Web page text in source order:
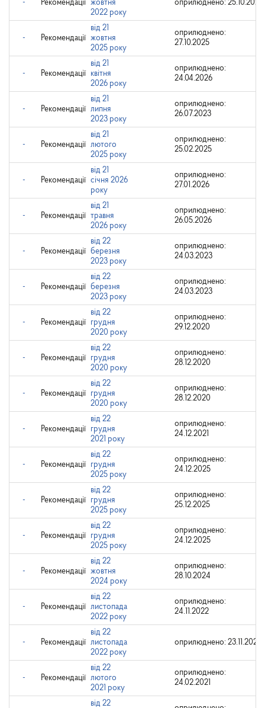
- Рекомендації жовтня
2022 року
оприлюднено: 25.10.2021
- Рекомендації
від 21
жовтня
2025 року
оприлюднено:
27.10.2025
- Рекомендації
від 21
квітня
2026 року
оприлюднено:
24.04.2026
- Рекомендації
від 21
липня
2023 року
оприлюднено:
26.07.2023
- Рекомендації
від 21
лютого
2025 року
оприлюднено:
25.02.2025
- Рекомендації
від 21
січня 2026
року
оприлюднено:
27.01.2026
- Рекомендації
від 21
травня
2026 року
оприлюднено:
26.05.2026
- Рекомендації
від 22
березня
2023 року
оприлюднено:
24.03.2023
- Рекомендації
від 22
березня
2023 року
оприлюднено:
24.03.2023
- Рекомендації
від 22
грудня
2020 року
оприлюднено:
29.12.2020
- Рекомендації
від 22
грудня
2020 року
оприлюднено:
28.12.2020
- Рекомендації
від 22
грудня
2020 року
оприлюднено:
28.12.2020
- Рекомендації
від 22
грудня
2021 року
оприлюднено:
24.12.2021
- Рекомендації
від 22
грудня
2025 року
оприлюднено:
24.12.2025
- Рекомендації
від 22
грудня
2025 року
оприлюднено:
25.12.2025
- Рекомендації
від 22
грудня
2025 року
оприлюднено:
24.12.2025
- Рекомендації
від 22
жовтня
2024 року
оприлюднено:
28.10.2024
- Рекомендації
від 22
листопада
2022 року
оприлюднено:
24.11.2022
- Рекомендації
від 22
листопада
2022 року
оприлюднено: 23.11.2022
- Рекомендації
від 22
лютого
2021 року
оприлюднено:
24.02.2021
від 22